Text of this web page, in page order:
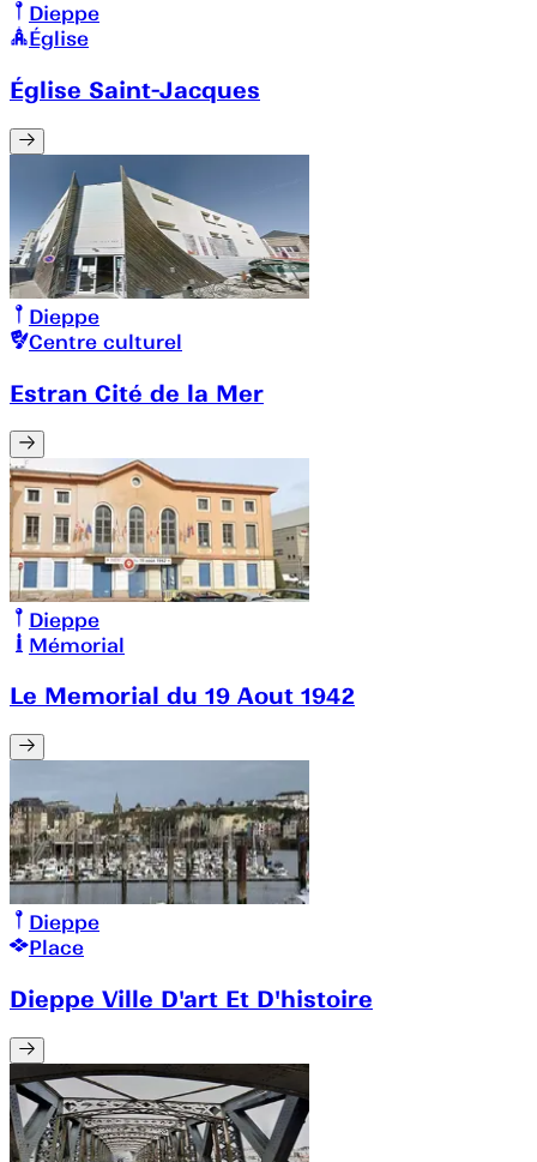
Dieppe
Église
Église Saint-Jacques
Dieppe
Centre culturel
Estran Cité de la Mer
Dieppe
Mémorial
Le Memorial du 19 Aout 1942
Dieppe
Place
Dieppe Ville D'art Et D'histoire